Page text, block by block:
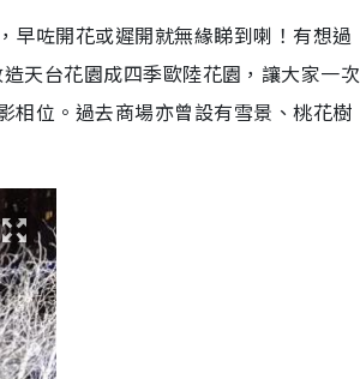
早咗開花或遲開就無緣睇到喇！有想過
天台花園成四季歐陸花園，讓大家一次
相位。過去商場亦曾設有雪景、桃花樹